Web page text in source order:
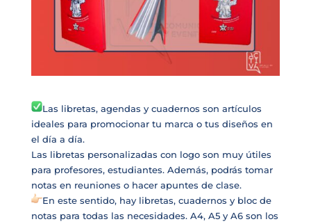
Las libretas, agendas y cuadernos son artículos
ideales para promocionar tu marca o tus diseños en
el día a día.
Las libretas personalizadas con logo son muy útiles
para profesores, estudiantes. Además, podrás tomar
notas en reuniones o hacer apuntes de clase.
En este sentido, hay libretas, cuadernos y bloc de
notas para todas las necesidades. A4, A5 y A6 son los